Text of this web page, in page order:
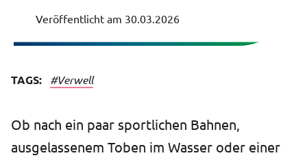
Veröffentlicht am 30.03.2026
TAGS: #Verwell
Ob nach ein paar sportlichen Bahnen,
ausgelassenem Toben im Wasser oder einer
Wortabstand
Wortabstand